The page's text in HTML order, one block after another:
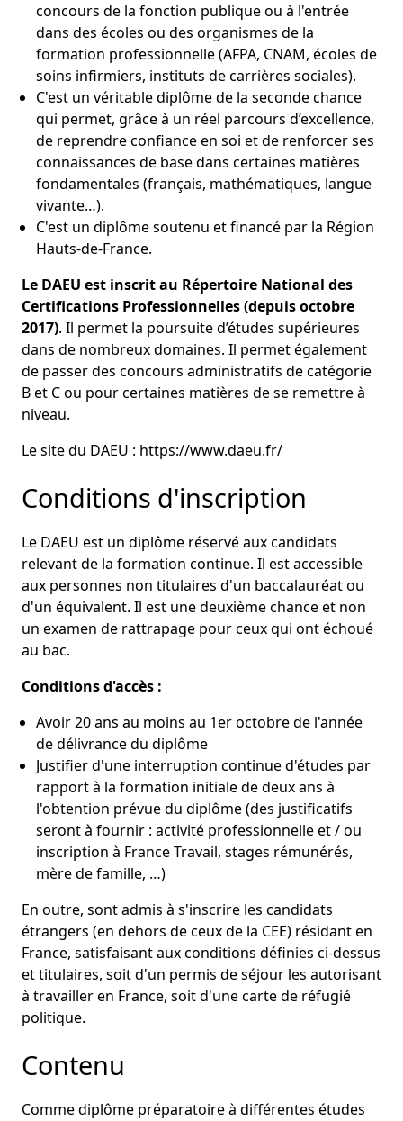
concours de la fonction publique ou à l'entrée
dans des écoles ou des organismes de la
formation professionnelle (AFPA, CNAM, écoles de
soins infirmiers, instituts de carrières sociales).
C'est un véritable diplôme de la seconde chance
qui permet, grâce à un réel parcours d’excellence,
de reprendre confiance en soi et de renforcer ses
connaissances de base dans certaines matières
fondamentales (français, mathématiques, langue
vivante…).
C'est un diplôme soutenu et financé par la Région
Hauts-de-France.
Le DAEU est inscrit au Répertoire National des
Certifications Professionnelles (depuis octobre
2017). Il permet la poursuite d’études supérieures
dans de nombreux domaines. Il permet également
de passer des concours administratifs de catégorie
B et C ou pour certaines matières de se remettre à
niveau.
Le site du DAEU : https://www.daeu.fr/
Conditions d'inscription
Le DAEU est un diplôme réservé aux candidats
relevant de la formation continue. Il est accessible
aux personnes non titulaires d'un baccalauréat ou
d'un équivalent. Il est une deuxième chance et non
un examen de rattrapage pour ceux qui ont échoué
au bac.
Conditions d'accès :
Avoir 20 ans au moins au 1er octobre de l'année
de délivrance du diplôme
Justifier d'une interruption continue d'études par
rapport à la formation initiale de deux ans à
l'obtention prévue du diplôme (des justificatifs
seront à fournir : activité professionnelle et / ou
inscription à France Travail, stages rémunérés,
mère de famille, …)
En outre, sont admis à s'inscrire les candidats
étrangers (en dehors de ceux de la CEE) résidant en
France, satisfaisant aux conditions définies ci-dessus
et titulaires, soit d'un permis de séjour les autorisant
à travailler en France, soit d'une carte de réfugié
politique.
Contenu
Comme diplôme préparatoire à différentes études